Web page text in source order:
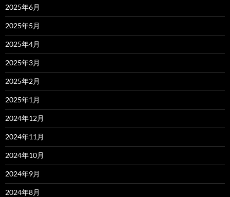
2025年6月
2025年5月
2025年4月
2025年3月
2025年2月
2025年1月
2024年12月
2024年11月
2024年10月
2024年9月
2024年8月